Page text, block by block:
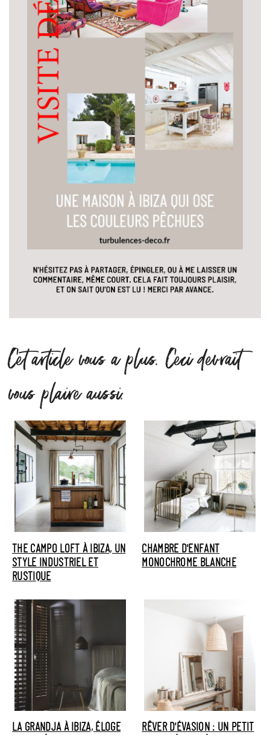
Cet article vous a plus. Ceci devrait
vous plaire aussi.
THE CAMPO LOFT À IBIZA, UN
STYLE INDUSTRIEL ET
RUSTIQUE
CHAMBRE D'ENFANT
MONOCHROME BLANCHE
LA GRANDJA À IBIZA, ÉLOGE
RÊVER D'ÉVASION : UN PETIT